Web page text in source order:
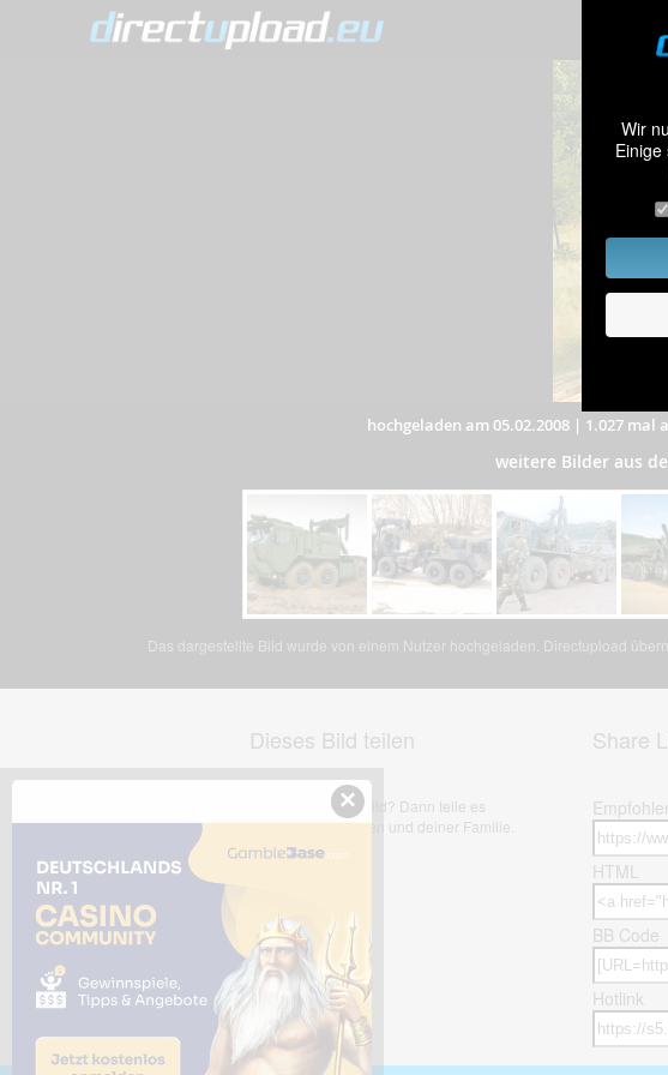
Wir
hochgeladen am 05.02.2008 | 1.027 mal
weitere Bilder aus
Das dargestellte Bild wurde von einem Nutzer hochgeladen. Directupload
Dieses Bild teilen
Dir gefällt dieses Bild? Dann teile es
mit deinen Freunden und deiner Familie.
Share
HTML
BB Code
Hotlink
×